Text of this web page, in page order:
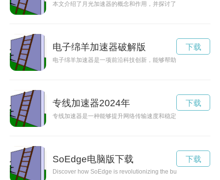
本文介绍了月光加速器的概念和作用，并探讨了它在科学技术
电子绵羊加速器破解版
电子绵羊加速器是一项前沿科技创新，能够帮助人类探索未知
下载
专线加速器2024年
专线加速器是一种能够提升网络传输速度和稳定性的设备，通
下载
SoEdge电脑版下载
Discover how SoEdge is revolutionizing the business world
下载